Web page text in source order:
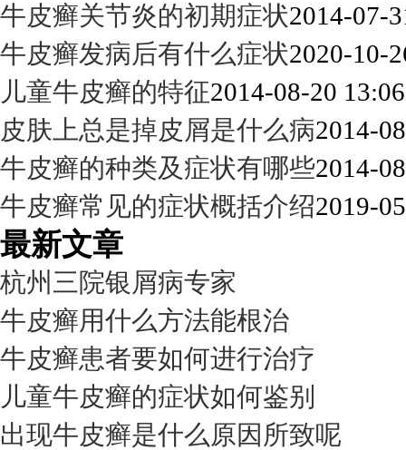
牛皮癣关节炎的初期症状2014-07-
牛皮癣发病后有什么症状2020-10-
儿童牛皮癣的特征2014-08-20
皮肤上总是掉皮屑是什么病2014-
牛皮癣的种类及症状有哪些2014-
牛皮癣常见的症状概括介绍2019-
最新文章
杭州三院银屑病专家
牛皮癣用什么方法能根治
牛皮癣患者要如何进行治疗
儿童牛皮癣的症状如何鉴别
出现牛皮癣是什么原因所致呢